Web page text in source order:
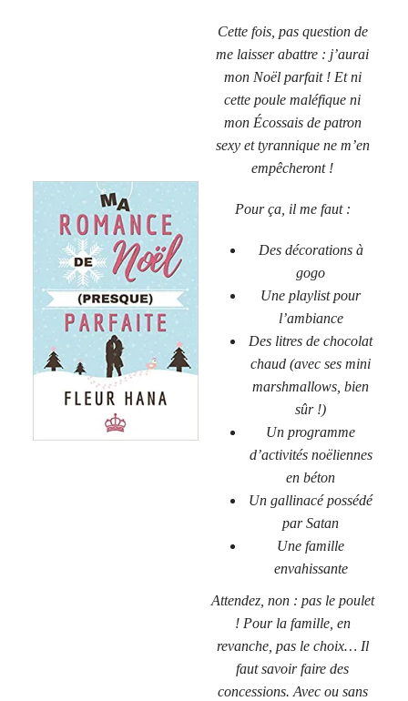
Cette fois, pas question de
me laisser abattre : j’aurai
mon Noël parfait ! Et ni
cette poule maléfique ni
mon Écossais de patron
sexy et tyrannique ne m’en
empêcheront !
Pour ça, il me faut :
Des décorations à
gogo
Une playlist pour
l’ambiance
Des litres de chocolat
chaud (avec ses mini
marshmallows, bien
sûr !)
Un programme
d’activités noëliennes
en béton
Un gallinacé possédé
par Satan
Une famille
envahissante
Attendez, non : pas le poulet
! Pour la famille, en
revanche, pas le choix… Il
faut savoir faire des
concessions. Avec ou sans